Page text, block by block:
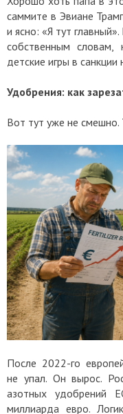
саммите в Эвиане
и ясно: «Я тут
собственным
детские игры в санкции
Удобрения: как
Вот тут уже не
После 2022-го
не упал. Он вырос.
азотных удобрений
миллиарда евро.